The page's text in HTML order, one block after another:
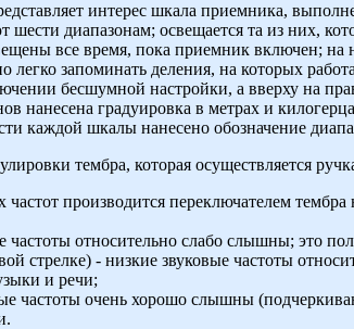
интерес шкала приемника,
шести диапазонам; освещается та из них,
все время, пока приемник включен;
запоминать деления, на которых
бесшумной настройки, а вверху на
нанесена градуировка в метрах и
каждой шкалы нанесено обозначение
тембра, которая осуществляется
производится переключателем
частоты относительно слабо слышны; это
стрелке) - низкие звуковые частоты
и речи;
частоты очень хорошо слышны